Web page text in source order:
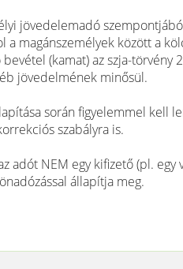
jövedelemadó
a magánszemélyek között a
(kamat) az szja-törvény
jövedelmének minősül.
során figyelemmel kell
szabályra is.
adót NEM egy kifizető (pl.
állapítja meg.